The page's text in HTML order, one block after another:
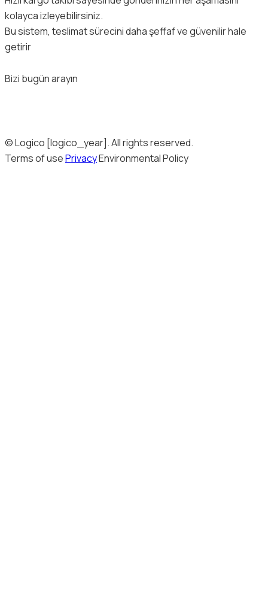
kolayca izleyebilirsiniz.
Bu sistem, teslimat sürecini daha şeffaf ve güvenilir hale
getirir
Bizi bugün arayın
© Logico [logico_year]. All rights reserved.
Terms of usePrivacyEnvironmental Policy